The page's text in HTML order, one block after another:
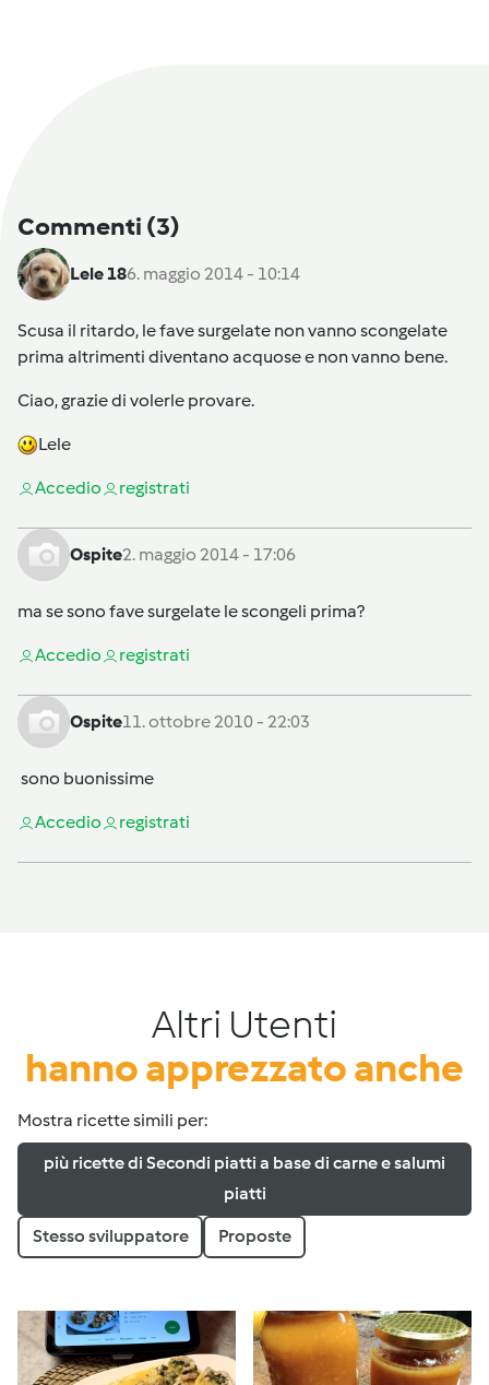
Commenti (3)
Lele 186. maggio 2014 - 10:14
Scusa il ritardo, le fave surgelate non vanno scongelate
prima altrimenti diventano acquose e non vanno bene.
Ciao, grazie di volerle provare.
Lele
Accedio registrati
Ospite2. maggio 2014 - 17:06
ma se sono fave surgelate le scongeli prima?
Accedio registrati
Ospite11. ottobre 2010 - 22:03
sono buonissime
Accedio registrati
Altri Utenti
hanno apprezzato anche
Mostra ricette simili per:
più ricette di Secondi piatti a base di carne e salumi
piatti
Stesso sviluppatore Proposte